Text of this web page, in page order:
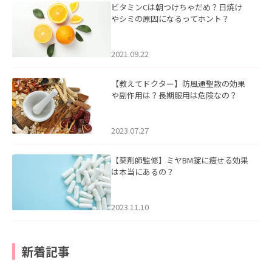
ビタミンCは朝つけちゃだめ？日焼け
やシミの原因になるってホント？
2021.09.22
【教えてドクター】防風通聖散の効果
や副作用は？長期服用は危険なの？
2023.07.27
【薬剤師監修】ミヤBM錠に痩せる効果
は本当にあるの？
2023.11.10
新着記事